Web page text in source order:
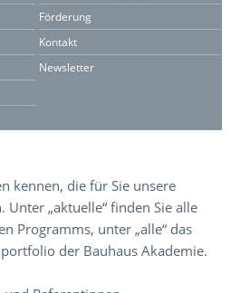
Förderung
Kontakt
Newsletter
kennen, die für Sie unsere
„aktuelle“ finden Sie alle
Programms, unter „alle“ das
der Bauhaus Akademie.